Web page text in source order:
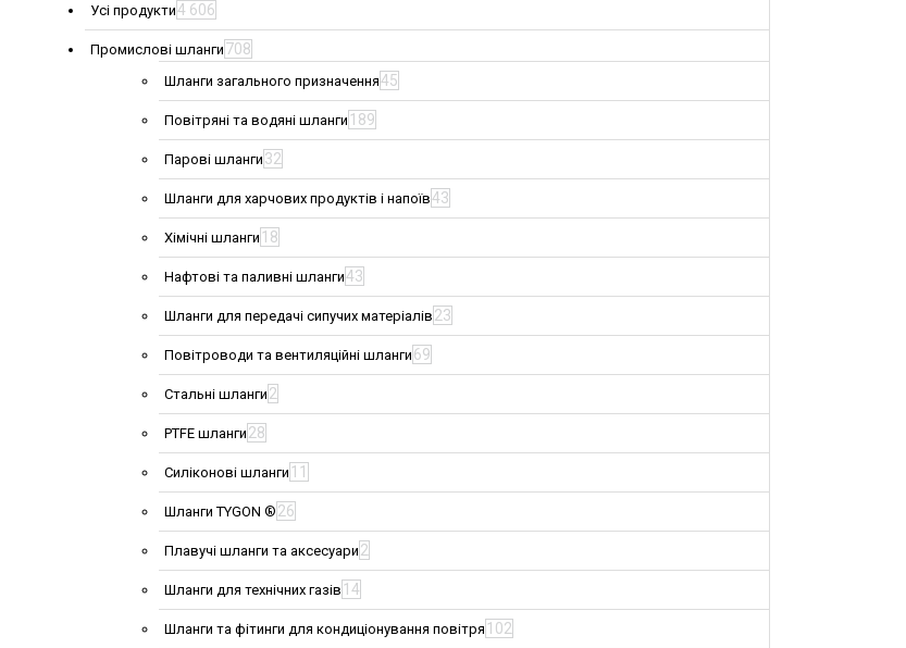
Усі продукти4 606
Промислові шланги 708
Шланги загального призначення45
Повітряні та водяні шланги 189
Парові шланги 32
Шланги для харчових продуктів і напоїв43
Хімічні шланги 18
Нафтові та паливні шланги43
Шланги для передачі сипучих матеріалів 23
Повітроводи та вентиляційні шланги 69
Стальні шланги 2
PTFE шланги 28
Силіконові шланги 11
Шланги TYGON ® 26
Плавучі шланги та аксесуари 2
Шланги для технічних газів 14
Шланги та фітинги для кондиціонування повітря 102